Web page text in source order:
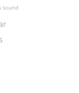
sound